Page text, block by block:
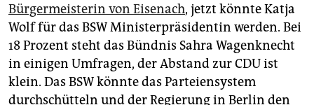
Bürgermeisterin von Eisenach, jetzt könnte Katja
Wolf für das BSW Ministerpräsidentin werden. Bei
18 Prozent steht das Bündnis Sahra Wagenknecht
in einigen Umfragen, der Abstand zur CDU ist
klein. Das BSW könnte das Parteiensystem
durchschütteln und der Regierung in Berlin den